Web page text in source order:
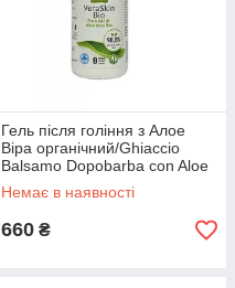
Гель після гоління з Алое
Віра органічний/Ghiaccio
Balsamo Dopobarba con Aloe
Vera Biologica,100 мл
Немає в наявності
660 ₴